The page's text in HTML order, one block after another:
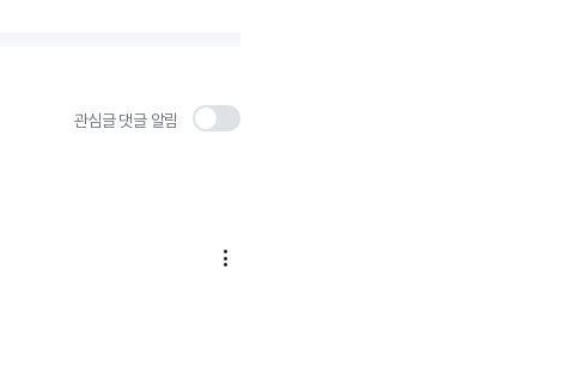
관심글 댓글 알림
